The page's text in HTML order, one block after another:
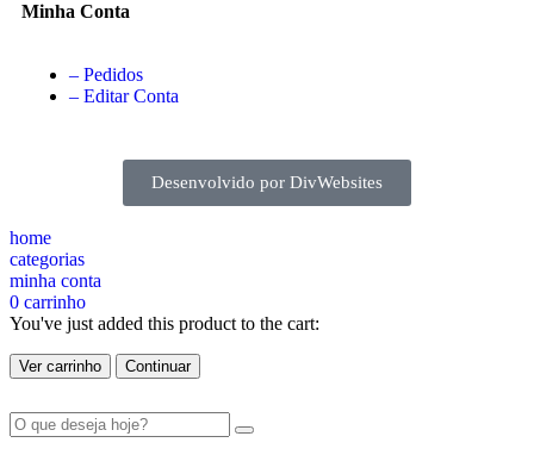
Minha Conta
– Pedidos
– Editar Conta
Desenvolvido por DivWebsites
home
categorias
minha conta
0 carrinho
You've just added this product to the cart:
Ver carrinho Continuar